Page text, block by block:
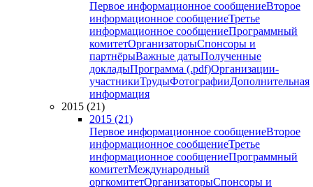
Первое информационное сообщениеВторое
информационное сообщениеТретье
информационное сообщениеПрограммный
комитетОрганизаторыСпонсоры и
партнёрыВажные датыПолученные
докладыПрограмма (.pdf)Организации-
участникиТрудыФотографииДополнительная
информация
2015 (21)
2015 (21)
Первое информационное сообщениеВторое
информационное сообщениеТретье
информационное сообщениеПрограммный
комитетМеждународный
оргкомитетОрганизаторыСпонсоры и